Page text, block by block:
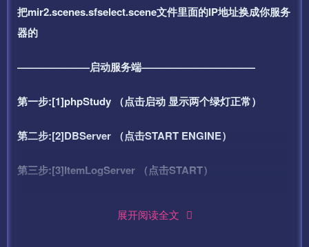
把mir2.scenes.sfselect.scene文件里面的IP地址换成你服务
器的
———————启动服务端———————————
第一步:[1]phpStudy （点击启动 显示两个绿灯正常）
第二步:[2]DBServer （点击START ENGINE）
第三步:[3]ItemLogServer （点击START）
展开阅读全文